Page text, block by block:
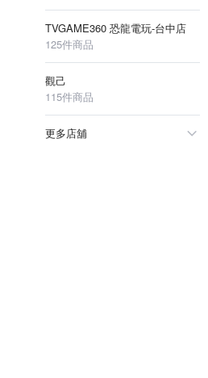
TVGAME360 恐龍電玩-台中店
125件商品
觀己
115件商品
更多店舖